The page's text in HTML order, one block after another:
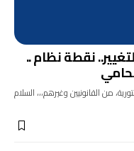
نقطة نظام ..
من القانونيين وغيرهم،،، السلام